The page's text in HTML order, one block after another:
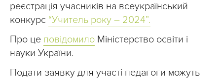
реєстрація учасників на всеукраїнський
конкурс “Учитель року – 2024”.
Про це повідомило Міністерство освіти і
науки України.
Подати заявку для участі педагоги можуть